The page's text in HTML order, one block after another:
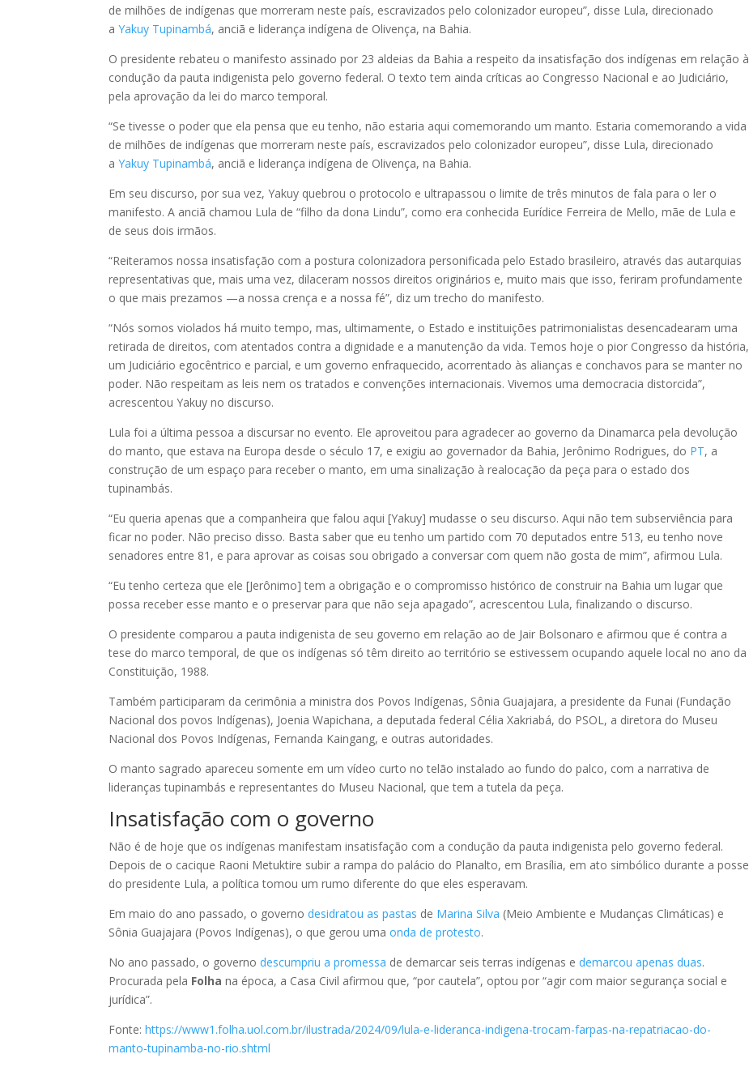
de milhões de indígenas que morreram neste país, escravizados pelo colonizador europeu”, disse Lula, direcionado
aYakuy Tupinambá, anciã e liderança indígena de Olivença, na Bahia.
O presidente rebateu o manifesto assinado por 23 aldeias da Bahia a respeito da insatisfação dos indígenas em relação à
condução da pauta indigenista pelo governo federal. O texto tem ainda críticas ao Congresso Nacional e ao Judiciário,
pela aprovação da lei do marco temporal.
“Se tivesse o poder que ela pensa que eu tenho, não estaria aqui comemorando um manto. Estaria comemorando a vida
de milhões de indígenas que morreram neste país, escravizados pelo colonizador europeu”, disse Lula, direcionado
aYakuy Tupinambá, anciã e liderança indígena de Olivença, na Bahia.
Em seu discurso, por sua vez, Yakuy quebrou o protocolo e ultrapassou o limite de três minutos de fala para o ler o
manifesto. A anciã chamou Lula de “filho da dona Lindu”, como era conhecida Eurídice Ferreira de Mello, mãe de Lula e
de seus dois irmãos.
“Reiteramos nossa insatisfação com a postura colonizadora personificada pelo Estado brasileiro, através das autarquias
representativas que, mais uma vez, dilaceram nossos direitos originários e, muito mais que isso, feriram profundamente
o que mais prezamos —a nossa crença e a nossa fé”, diz um trecho do manifesto.
“Nós somos violados há muito tempo, mas, ultimamente, o Estado e instituições patrimonialistas desencadearam uma
retirada de direitos, com atentados contra a dignidade e a manutenção da vida. Temos hoje o pior Congresso da história,
um Judiciário egocêntrico e parcial, e um governo enfraquecido, acorrentado às alianças e conchavos para se manter no
poder. Não respeitam as leis nem os tratados e convenções internacionais. Vivemos uma democracia distorcida”,
acrescentou Yakuy no discurso.
Lula foi a última pessoa a discursar no evento. Ele aproveitou para agradecer ao governo da Dinamarca pela devolução
do manto, que estava na Europa desde o século 17, e exigiu ao governador da Bahia, Jerônimo Rodrigues, do PT, a
construção de um espaço para receber o manto, em uma sinalização à realocação da peça para o estado dos
tupinambás.
“Eu queria apenas que a companheira que falou aqui [Yakuy] mudasse o seu discurso. Aqui não tem subserviência para
ficar no poder. Não preciso disso. Basta saber que eu tenho um partido com 70 deputados entre 513, eu tenho nove
senadores entre 81, e para aprovar as coisas sou obrigado a conversar com quem não gosta de mim”, afirmou Lula.
“Eu tenho certeza que ele [Jerônimo] tem a obrigação e o compromisso histórico de construir na Bahia um lugar que
possa receber esse manto e o preservar para que não seja apagado”, acrescentou Lula, finalizando o discurso.
O presidente comparou a pauta indigenista de seu governo em relação ao de Jair Bolsonaro e afirmou que é contra a
tese do marco temporal, de que os indígenas só têm direito ao território se estivessem ocupando aquele local no ano da
Constituição, 1988.
Também participaram da cerimônia a ministra dos Povos Indígenas, Sônia Guajajara, a presidente da Funai (Fundação
Nacional dos povos Indígenas), Joenia Wapichana, a deputada federal Célia Xakriabá, do PSOL, a diretora do Museu
Nacional dos Povos Indígenas, Fernanda Kaingang, e outras autoridades.
O manto sagrado apareceu somente em um vídeo curto no telão instalado ao fundo do palco, com a narrativa de
lideranças tupinambás e representantes do Museu Nacional, que tem a tutela da peça.
Insatisfação com o governo
Não é de hoje que os indígenas manifestam insatisfação com a condução da pauta indigenista pelo governo federal.
Depois de o cacique Raoni Metuktire subir a rampa do palácio do Planalto, em Brasília, em ato simbólico durante a posse
do presidente Lula, a política tomou um rumo diferente do que eles esperavam.
Em maio do ano passado, o governodesidratou as pastas de Marina Silva (Meio Ambiente e Mudanças Climáticas) e
Sônia Guajajara (Povos Indígenas), o que gerou umaonda de protesto.
No ano passado, o governodescumpriu a promessa de demarcar seis terras indígenas edemarcou apenas duas.
Procurada pela Folhana época, a Casa Civil afirmou que, “por cautela”, optou por “agir com maior segurança social e
jurídica”.
Fonte:https://www1.folha.uol.com.br/ilustrada/2024/09/lula-e-lideranca-indigena-trocam-farpas-na-repatriacao-do-
manto-tupinamba-no-rio.shtml